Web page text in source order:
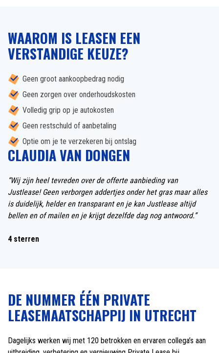
WAAROM IS LEASEN EEN
VERSTANDIGE KEUZE?
Geen groot aankoopbedrag nodig
Geen zorgen over onderhoudskosten
Volledig grip op je autokosten
Geen restschuld of aanbetaling
Optie om je te verzekeren bij ontslag
CLAUDIA VAN DONGEN
“Wij zijn heel tevreden over de offerte aanbieding van
Justlease! Geen verborgen addertjes onder het gras maar alles
is duidelijk, helder en transparant en je kan Justlease altijd
bellen en of mailen en je krijgt dezelfde dag nog antwoord.”
4 sterren
DE NUMMER ÉÉN PRIVATE
LEASEMAATSCHAPPIJ IN UTRECHT
Dagelijks werken wij met 120 betrokken en ervaren collega’s aan